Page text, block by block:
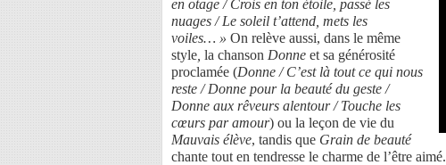
en otage / Crois en ton étoile, passé les
nuages / Le soleil t’attend, mets les
voiles… » On relève aussi, dans le même
style la chanson Donne et sa générosité
proclamée (Donne / C’est là tout ce qui nous
reste / Donne pour la beauté du geste /
Donne aux rêveurs alentour / Touche les
cœurs par amour) ou la leçon de vie du
Mauvais élève, tandis que Grain de beauté
chante tout en tendresse le charme de l’être aimé.